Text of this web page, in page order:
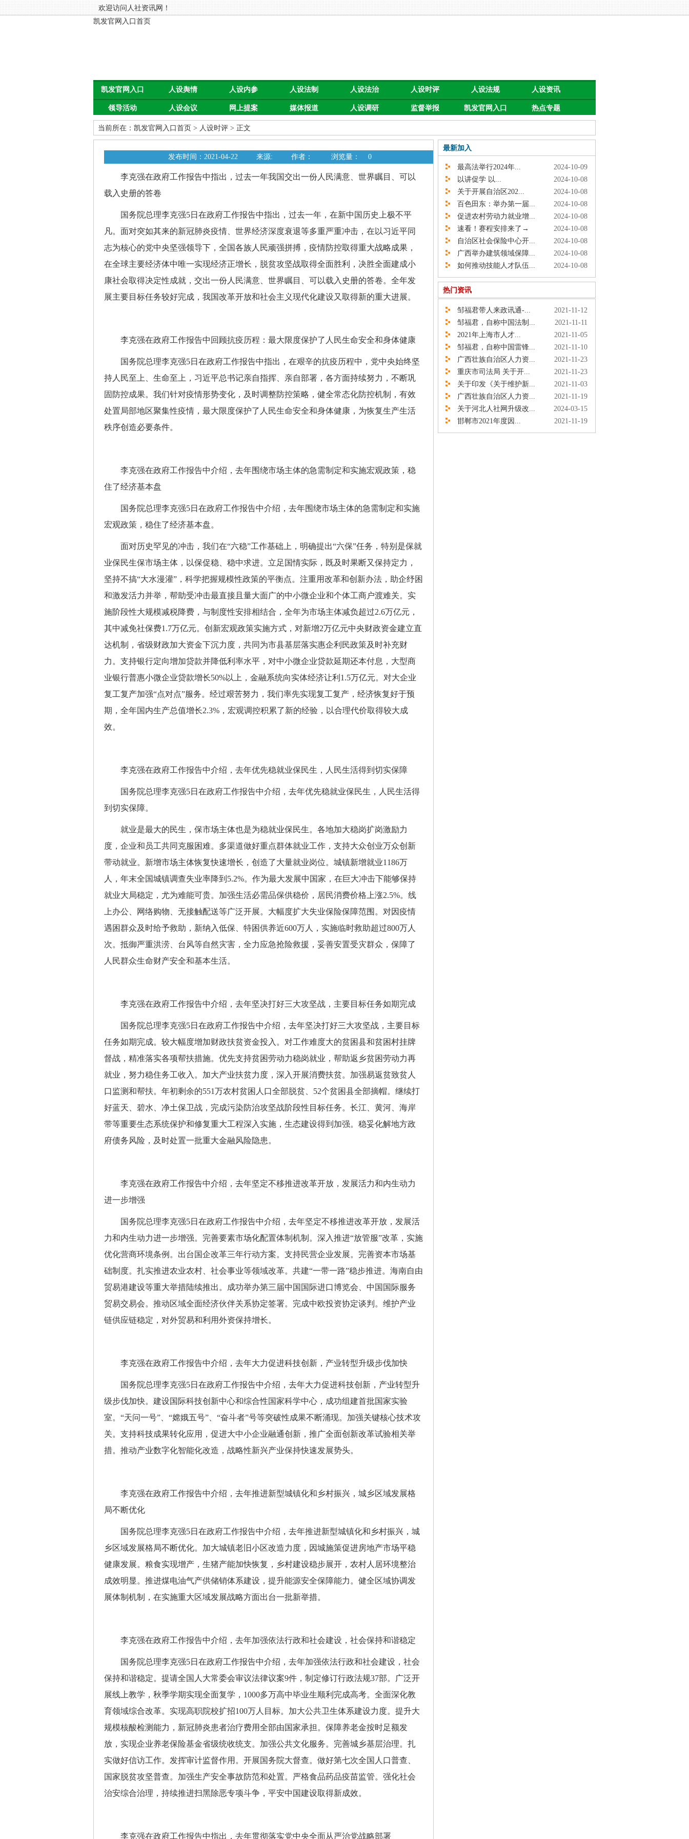
欢迎访问人社资讯网！
凯发官网入口首页
凯发官网入口
首页
人设舆情 人设内参 人设法制 人设法治 人设时评 人设法规 人设资讯
领导活动 人设会议 网上提案 媒体报道 人设调研 监督举报 凯发官网入口 热点专题
当前所在： 凯发官网入口首页 > 人设时评 > 正文
发布时间：2021-04-22 来源: 作者： 浏览量： 0
李克强在政府工作报告中指出，过去一年我国交出一份人民满意、世界瞩目、可以
载入史册的答卷
国务院总理李克强5日在政府工作报告中指出，过去一年，在新中国历史上极不平
凡。面对突如其来的新冠肺炎疫情、世界经济深度衰退等多重严重冲击，在以习近平同
志为核心的党中央坚强领导下，全国各族人民顽强拼搏，疫情防控取得重大战略成果，
在全球主要经济体中唯一实现经济正增长，脱贫攻坚战取得全面胜利，决胜全面建成小
康社会取得决定性成就，交出一份人民满意、世界瞩目、可以载入史册的答卷。全年发
展主要目标任务较好完成，我国改革开放和社会主义现代化建设又取得新的重大进展。
李克强在政府工作报告中回顾抗疫历程：最大限度保护了人民生命安全和身体健康
国务院总理李克强5日在政府工作报告中指出，在艰辛的抗疫历程中，党中央始终坚
持人民至上、生命至上，习近平总书记亲自指挥、亲自部署，各方面持续努力，不断巩
固防控成果。我们针对疫情形势变化，及时调整防控策略，健全常态化防控机制，有效
处置局部地区聚集性疫情，最大限度保护了人民生命安全和身体健康，为恢复生产生活
秩序创造必要条件。
李克强在政府工作报告中介绍，去年围绕市场主体的急需制定和实施宏观政策，稳
住了经济基本盘
国务院总理李克强5日在政府工作报告中介绍，去年围绕市场主体的急需制定和实施
宏观政策，稳住了经济基本盘。
面对历史罕见的冲击，我们在“六稳”工作基础上，明确提出“六保”任务，特别是保就
业保民生保市场主体，以保促稳、稳中求进。立足国情实际，既及时果断又保持定力，
坚持不搞“大水漫灌”，科学把握规模性政策的平衡点。注重用改革和创新办法，助企纾困
和激发活力并举，帮助受冲击最直接且量大面广的中小微企业和个体工商户渡难关。实
施阶段性大规模减税降费，与制度性安排相结合，全年为市场主体减负超过2.6万亿元，
其中减免社保费1.7万亿元。创新宏观政策实施方式，对新增2万亿元中央财政资金建立直
达机制，省级财政加大资金下沉力度，共同为市县基层落实惠企利民政策及时补充财
力。支持银行定向增加贷款并降低利率水平，对中小微企业贷款延期还本付息，大型商
业银行普惠小微企业贷款增长50%以上，金融系统向实体经济让利1.5万亿元。对大企业
复工复产加强“点对点”服务。经过艰苦努力，我们率先实现复工复产，经济恢复好于预
期，全年国内生产总值增长2.3%，宏观调控积累了新的经验，以合理代价取得较大成
效。
李克强在政府工作报告中介绍，去年优先稳就业保民生，人民生活得到切实保障
国务院总理李克强5日在政府工作报告中介绍，去年优先稳就业保民生，人民生活得
到切实保障。
就业是最大的民生，保市场主体也是为稳就业保民生。各地加大稳岗扩岗激励力
度，企业和员工共同克服困难。多渠道做好重点群体就业工作，支持大众创业万众创新
带动就业。新增市场主体恢复快速增长，创造了大量就业岗位。城镇新增就业1186万
人，年末全国城镇调查失业率降到5.2%。作为最大发展中国家，在巨大冲击下能够保持
就业大局稳定，尤为难能可贵。加强生活必需品保供稳价，居民消费价格上涨2.5%。线
上办公、网络购物、无接触配送等广泛开展。大幅度扩大失业保险保障范围。对因疫情
遇困群众及时给予救助，新纳入低保、特困供养近600万人，实施临时救助超过800万人
次。抵御严重洪涝、台风等自然灾害，全力应急抢险救援，妥善安置受灾群众，保障了
人民群众生命财产安全和基本生活。
李克强在政府工作报告中介绍，去年坚决打好三大攻坚战，主要目标任务如期完成
国务院总理李克强5日在政府工作报告中介绍，去年坚决打好三大攻坚战，主要目标
任务如期完成。较大幅度增加财政扶贫资金投入。对工作难度大的贫困县和贫困村挂牌
督战，精准落实各项帮扶措施。优先支持贫困劳动力稳岗就业，帮助返乡贫困劳动力再
就业，努力稳住务工收入。加大产业扶贫力度，深入开展消费扶贫。加强易返贫致贫人
口监测和帮扶。年初剩余的551万农村贫困人口全部脱贫、52个贫困县全部摘帽。继续打
好蓝天、碧水、净土保卫战，完成污染防治攻坚战阶段性目标任务。长江、黄河、海岸
带等重要生态系统保护和修复重大工程深入实施，生态建设得到加强。稳妥化解地方政
府债务风险，及时处置一批重大金融风险隐患。
李克强在政府工作报告中介绍，去年坚定不移推进改革开放，发展活力和内生动力
进一步增强
国务院总理李克强5日在政府工作报告中介绍，去年坚定不移推进改革开放，发展活
力和内生动力进一步增强。完善要素市场化配置体制机制。深入推进“放管服”改革，实施
优化营商环境条例。出台国企改革三年行动方案。支持民营企业发展。完善资本市场基
础制度。扎实推进农业农村、社会事业等领域改革。共建“一带一路”稳步推进。海南自由
贸易港建设等重大举措陆续推出。成功举办第三届中国国际进口博览会、中国国际服务
贸易交易会。推动区域全面经济伙伴关系协定签署。完成中欧投资协定谈判。维护产业
链供应链稳定，对外贸易和利用外资保持增长。
李克强在政府工作报告中介绍，去年大力促进科技创新，产业转型升级步伐加快
国务院总理李克强5日在政府工作报告中介绍，去年大力促进科技创新，产业转型升
级步伐加快。建设国际科技创新中心和综合性国家科学中心，成功组建首批国家实验
室。“天问一号”、“嫦娥五号”、“奋斗者”号等突破性成果不断涌现。加强关键核心技术攻
关。支持科技成果转化应用，促进大中小企业融通创新，推广全面创新改革试验相关举
措。推动产业数字化智能化改造，战略性新兴产业保持快速发展势头。
李克强在政府工作报告中介绍，去年推进新型城镇化和乡村振兴，城乡区域发展格
局不断优化
国务院总理李克强5日在政府工作报告中介绍，去年推进新型城镇化和乡村振兴，城
乡区域发展格局不断优化。加大城镇老旧小区改造力度，因城施策促进房地产市场平稳
健康发展。粮食实现增产，生猪产能加快恢复，乡村建设稳步展开，农村人居环境整治
成效明显。推进煤电油气产供储销体系建设，提升能源安全保障能力。健全区域协调发
展体制机制，在实施重大区域发展战略方面出台一批新举措。
李克强在政府工作报告中介绍，去年加强依法行政和社会建设，社会保持和谐稳定
国务院总理李克强5日在政府工作报告中介绍，去年加强依法行政和社会建设，社会
保持和谐稳定。提请全国人大常委会审议法律议案9件，制定修订行政法规37部。广泛开
展线上教学，秋季学期实现全面复学，1000多万高中毕业生顺利完成高考。全面深化教
育领域综合改革。实现高职院校扩招100万人目标。加大公共卫生体系建设力度。提升大
规模核酸检测能力，新冠肺炎患者治疗费用全部由国家承担。保障养老金按时足额发
放，实现企业养老保险基金省级统收统支。加强公共文化服务。完善城乡基层治理。扎
实做好信访工作。发挥审计监督作用。开展国务院大督查。做好第七次全国人口普查、
国家脱贫攻坚普查。加强生产安全事故防范和处置。严格食品药品疫苗监管。强化社会
治安综合治理，持续推进扫黑除恶专项斗争，平安中国建设取得新成效。
李克强在政府工作报告中指出，去年贯彻落实党中央全面从严治党战略部署
最新加入
最高法举行2024年...
2024-10-09
以讲促学 以...
2024-10-08
关于开展自治区202...
2024-10-08
百色田东：举办第一届...
2024-10-08
促进农村劳动力就业增...
2024-10-08
速看！赛程安排来了→
2024-10-08
自治区社会保险中心开...
2024-10-08
广西举办建筑领域保障...
2024-10-08
如何推动技能人才队伍...
2024-10-08
热门资讯
邹福君带人来政讯通-...
2021-11-12
邹福君，自称中国法制...
2021-11-11
2021年上海市人才...
2021-11-05
邹福君，自称中国雷锋...
2021-11-10
广西壮族自治区人力资...
2021-11-23
重庆市司法局 关于开...
2021-11-23
关于印发《关于维护新...
2021-11-03
广西壮族自治区人力资...
2021-11-19
关于河北人社网升级改...
2024-03-15
邯郸市2021年度因...
2021-11-19